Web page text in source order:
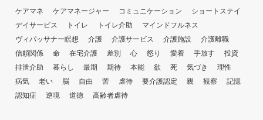
ケアマネ ケアマネージャー コミュニケーション
ショートステイ
デイサービス
トイレ トイレ介助
マインドフルネス
ヴィパッサナー瞑想
介護 介護サービス 介護施設
介護離職
信頼関係
命 在宅介護 差別 心 怒り 愛着 手放す
投資
排泄介助
暮らし 最期 期待 本能 欲 死 気づき
理性
病気
老い 脳 自由 苦 虐待 要介護認定 親 観察
記憶
認知症
逆境 道徳 高齢者虐待